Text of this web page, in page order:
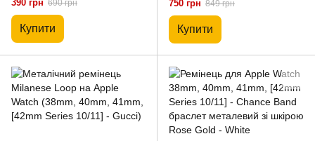
Fashion Lady Band Black-Green
390 грн 690 грн
Купити
Series 10/11] - Black)
750 грн 849 грн
Купити